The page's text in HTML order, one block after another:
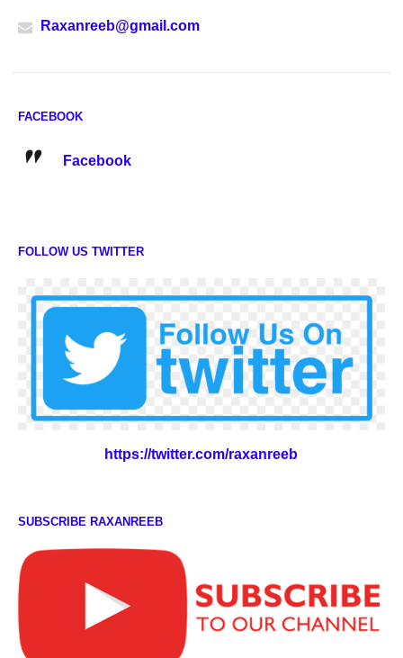
Raxanreeb@gmail.com
FACEBOOK
Facebook
FOLLOW US TWITTER
https://twitter.com/raxanreeb
SUBSCRIBE RAXANREEB